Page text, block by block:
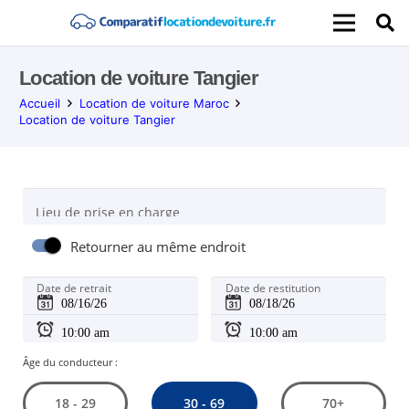
Location de voiture Tangier
Accueil
Location de voiture Maroc
Location de voiture Tangier
Lieu de prise en charge
Retourner au même endroit
Date de retrait Date de restitution
Âge du conducteur :
18 - 29 30 - 69 70+